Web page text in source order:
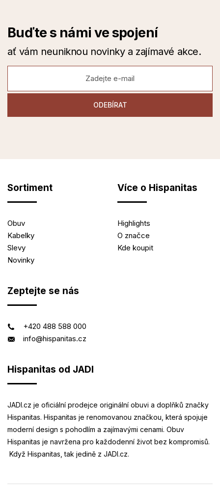
Buďte s námi ve spojení
ať vám neuniknou novinky a zajímavé akce.
Sortiment
Obuv
Kabelky
Slevy
Novinky
Více o Hispanitas
Highlights
O značce
Kde koupit
Zeptejte se nás
+420 488 588 000
info@hispanitas.cz
Hispanitas od JADI
JADI.cz je oficiální prodejce originální obuvi a doplňků značky
Hispanitas. Hispanitas je renomovanou značkou, která spojuje
moderní design s pohodlím a zajímavými cenami. Obuv
Hispanitas je navržena pro každodenní život bez kompromisů.
Když Hispanitas, tak jedině z JADI.cz.